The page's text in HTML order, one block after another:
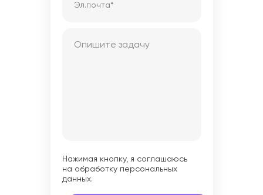
Нажимая кнопку, я соглашаюсь
на обработку персональных
данных.